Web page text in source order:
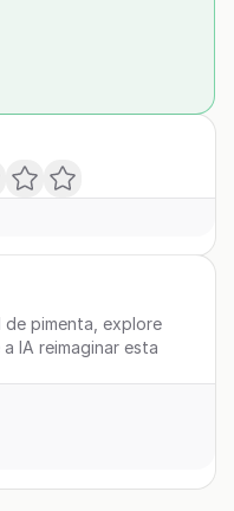
de pimenta, explore
IA reimaginar esta